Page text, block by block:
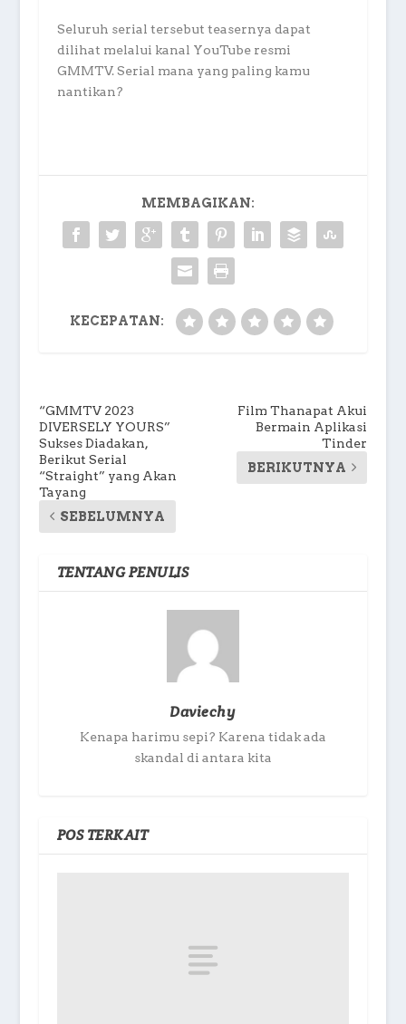
Seluruh serial tersebut teasernya dapat
dilihat melalui kanal YouTube resmi
GMMTV. Serial mana yang paling kamu
nantikan?
MEMBAGIKAN:
KECEPATAN:
“GMMTV 2023
DIVERSELY YOURS”
Sukses Diadakan,
Berikut Serial
“Straight” yang Akan
Tayang
SEBELUMNYA
Film Thanapat Akui
Bermain Aplikasi
Tinder
BERIKUTNYA
TENTANG PENULIS
Daviechy
Kenapa harimu sepi? Karena tidak ada
skandal di antara kita
POS TERKAIT